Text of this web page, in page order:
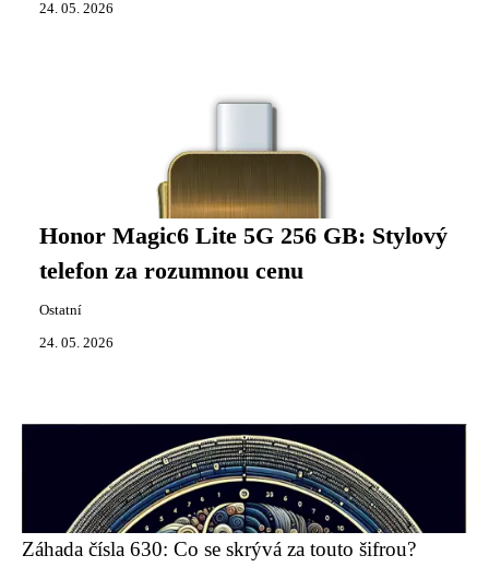
24. 05. 2026
Honor Magic6 Lite 5G 256 GB: Stylový
telefon za rozumnou cenu
Ostatní
24. 05. 2026
Záhada čísla 630: Co se skrývá za touto šifrou?